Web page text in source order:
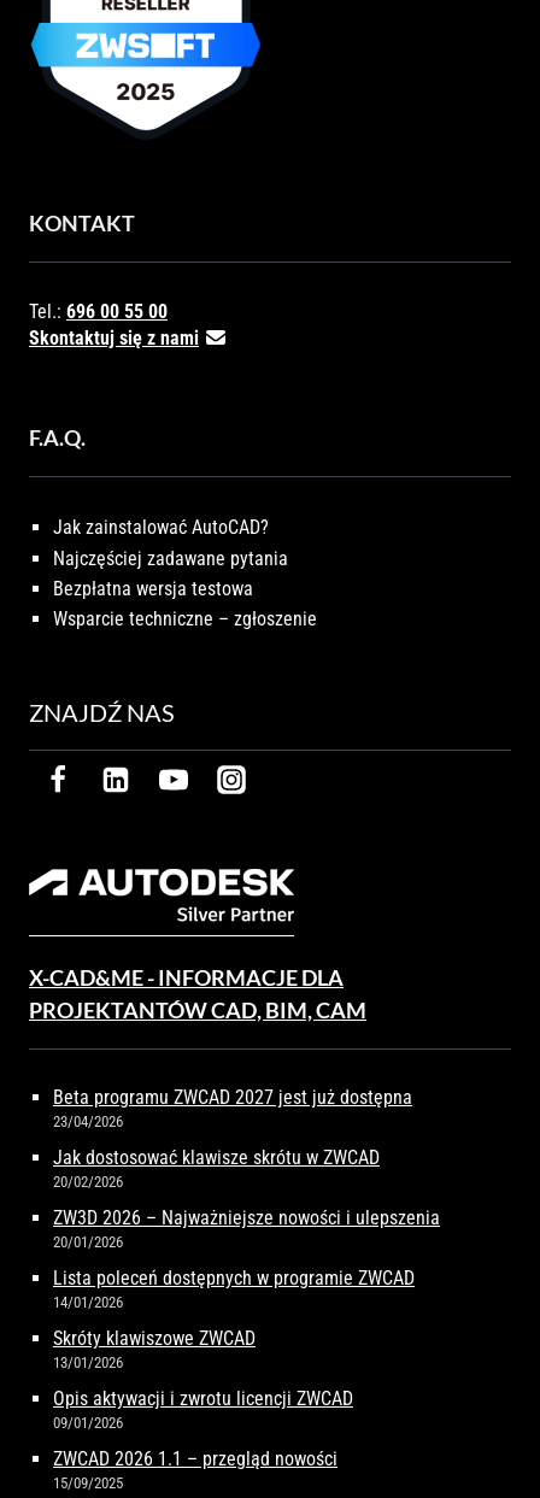
KONTAKT
Tel.: 696 00 55 00
Skontaktuj się z nami
F.A.Q.
Jak zainstalować AutoCAD?
Najczęściej zadawane pytania
Bezpłatna wersja testowa
Wsparcie techniczne – zgłoszenie
ZNAJDŹ NAS
X-CAD&ME - INFORMACJE DLA
PROJEKTANTÓW CAD, BIM, CAM
Beta programu ZWCAD 2027 jest już dostępna
23/04/2026
Jak dostosować klawisze skrótu w ZWCAD
20/02/2026
ZW3D 2026 – Najważniejsze nowości i ulepszenia
20/01/2026
Lista poleceń dostępnych w programie ZWCAD
14/01/2026
Skróty klawiszowe ZWCAD
13/01/2026
Opis aktywacji i zwrotu licencji ZWCAD
09/01/2026
ZWCAD 2026 1.1 – przegląd nowości
15/09/2025